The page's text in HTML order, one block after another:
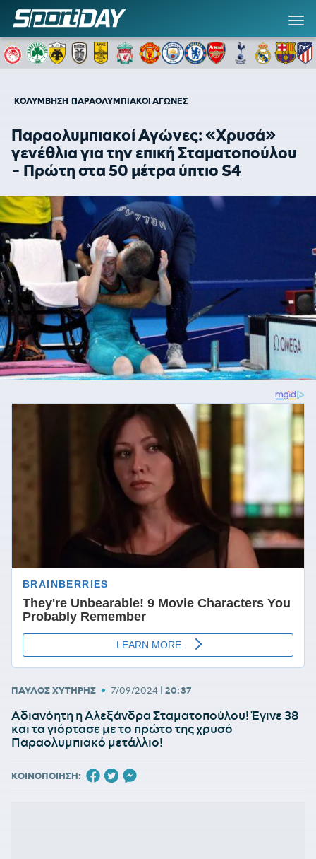
ΚΟΛΥΜΒΗΣΗ ΠΑΡΑΟΛΥΜΠΙΑΚΟΙ ΑΓΩΝΕΣ
Παραολυμπιακοί Αγώνες: «Χρυσά»
γενέθλια για την επική Σταματοπούλου
- Πρώτη στα 50 μέτρα ύπτιο S4
ΠΑΥΛΟΣ ΧΥΤΗΡΗΣ • 7/09/2024 | 20:37
Αδιανόητη η Αλεξάνδρα Σταματοπούλου! Έγινε 38
και τα γιόρτασε με το πρώτο της χρυσό
Παραολυμπιακό μετάλλιο!
ΚΟΙΝΟΠΟΙΗΣΗ: